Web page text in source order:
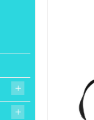

